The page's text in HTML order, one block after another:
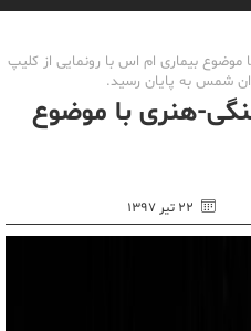
بیماری ام اس با رونمایی از کلیپ
شمس به پایان رسید.
هنری با موضوع
۲۲ تیر ۱۳۹۷